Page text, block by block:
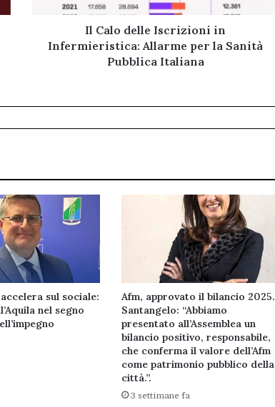
Pubblica
Il Calo delle Iscrizioni in
Infermieristica: Allarme per la Sanità
Pubblica Italiana
sul sociale:
nel segno
Afm, approvato il bilancio 2025.
Santangelo: “Abbiamo
presentato all’Assemblea un
bilancio positivo, responsabile,
che conferma il valore dell’Afm
come patrimonio pubblico della
città.”.
3 settimane fa